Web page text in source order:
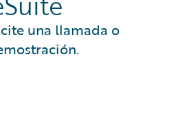
una llamada o